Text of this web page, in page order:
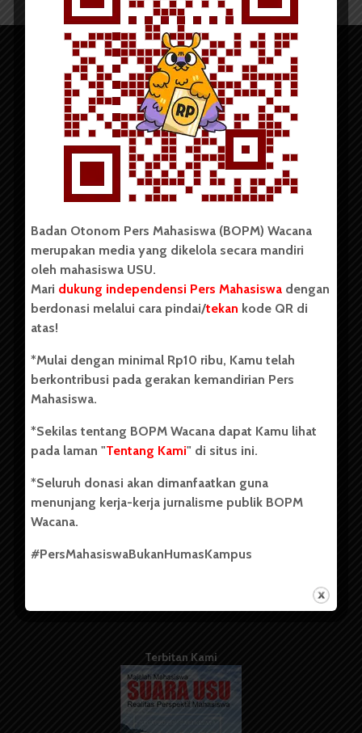
Copyright © 2023. All rights reserved BOPM WACANA.
Badan Otonom Pers Mahasiswa (BOPM) Wacana merupakan
pers mahasiswa yang berdiri di luar kampus dan dikelola
secara mandiri oleh mahasiswa Universitas Sumatera Utara
(USU). Sebelumnya BOPM Wacana merupakan salah satu
Unit Kegiatan Mahasiswa (UKM) di Universitas Sumatera
berdiri pada 1 Juli 1995.
Kontribusi
Info Iklan
Pedoman Media Siber
Kode Etik Jurnalistik
Terbitan Kami
Badan Otonom Pers Mahasiswa (BOPM) Wacana
merupakan media yang dikelola secara mandiri
oleh mahasiswa USU.
Mari dukung independensi Pers Mahasiswa dengan
berdonasi melalui cara pindai/tekan kode QR di
atas!
*Mulai dengan minimal Rp10 ribu, Kamu telah
berkontribusi pada gerakan kemandirian Pers
Mahasiswa.
*Sekilas tentang BOPM Wacana dapat Kamu lihat
pada laman "Tentang Kami" di situs ini.
*Seluruh donasi akan dimanfaatkan guna
menunjang kerja-kerja jurnalisme publik BOPM
Wacana.
#PersMahasiswaBukanHumasKampus